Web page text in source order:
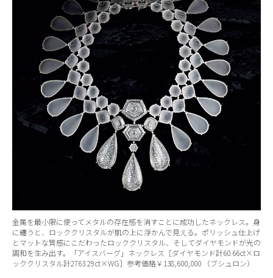
金属を最小限に使ってメタルの存在感を消すことに成功したネックレス。身
に纏うと、ロッククリスタルが肌の上に浮かんで見える。ポリッシュ仕上げ
とマットな質感にこだわったロッククリスタル、そしてダイヤモンドが光の
調和を生み出す。「アイスバーグ」ネックレス［ダイヤモンド計60.66ct×ロ
ッククリスタル計2763.29ct×WG］参考価格￥138,600,000 （ブシュロン）